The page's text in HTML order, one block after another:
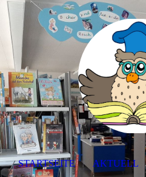
STARTSEITE AKTUELL